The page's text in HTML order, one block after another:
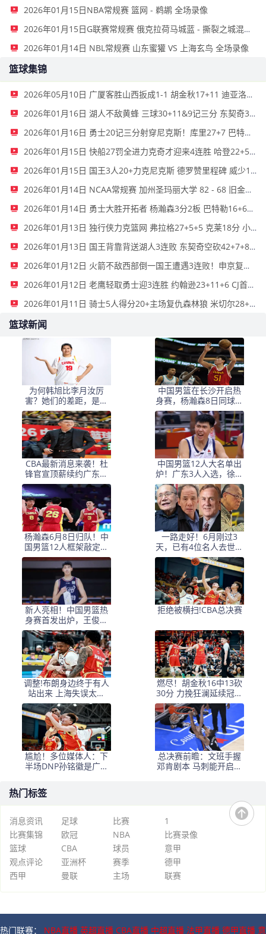
2026年01月15日NBA常规赛 篮网 - 鹈鹕 全场录像
2026年01月15日G联赛常规赛 俄克拉荷马城蓝 - 撕裂之城混音 全场录像
2026年01月14日 NBL常规赛 山东蜜獾 VS 上海玄鸟 全场录像
篮球集锦
2026年05月10日 广厦客胜山西扳成1-1 胡金秋17+11 迪亚洛关键上篮不中
2026年01月16日 湖人不敌黄蜂 三球30+11&9记三分 东契奇39分 詹姆斯29+9+6
2026年01月16日 勇士20记三分射穿尼克斯！库里27+7 巴特勒32+8 穆迪三分9中7
2026年01月15日 快船27罚全进力克奇才迎来4连胜 哈登22+5+8 伦纳德33分4断
2026年01月15日 国王3人20+力克尼克斯 德罗赞里程碑 威少11助 布伦森伤退
2026年01月14日 NCAA常规赛 加州圣玛丽大学 82 - 68 旧金山大学 全场集锦
2026年01月14日 勇士大胜开拓者 杨瀚森3分2板 巴特勒16+6+5 库里9中2送11助
2026年01月13日 独行侠力克篮网 弗拉格27+5+5 克莱18分 小波特28+9
2026年01月13日 国王背靠背送湖人3连败 东契奇空砍42+7+8+4断 威少22+5+7
2026年01月12日 火箭不敌西部倒一国王遭遇3连败！申京复出19+9 阿门31+13+6
2026年01月12日 老鹰轻取勇士迎3连胜 约翰逊23+11+6 CJ首秀12分 库里31+5
2026年01月11日 骑士5人得分20+主场复仇森林狼 米切尔28+8 爱德华兹25+5
篮球新闻
为何韩旭比李月汝厉
害？她们的差距，是张
子宇选秀顺位暴跌的原
因
中国男篮在长沙开启热
身赛，杨瀚森8日同球队
会合
CBA最新消息来袭！杜
锋官宣顶薪续约广东男
篮，杨鸣婉拒执教北控
中国男篮12人大名单出
炉！广东3人入选，徐昕
国家队首秀，胡明轩轮
休
杨瀚森6月8日归队！中
国男篮12人框架敲定，
锋线王牌竟是他？
一路走好！6月刚过3
天，已有4位名人去世，
姚明等人发文悼念
新人亮相！中国男篮热
身赛首发出炉，王俊杰
领衔+徐昕坐镇禁区
拒绝被横扫!CBA总决赛
调整!布朗身边终于有人
站出来 上海失误太多
+犯规困扰
燃尽！胡金秋16中13砍
30分 力挽狂澜延续冠军
悬念
尴尬！多位媒体人：下
半场DNP孙铭徽是广厦
总决赛前瞻：文班手握
邓肯剧本 马刺能开启新
热门标签
消息资讯 足球 比赛
1
比赛集锦
欧冠 NBA
比赛录像
篮球
CBA 球员
意甲
观点评论
亚洲杯 赛季
德甲
西甲
曼联 主场 联赛
热门联赛： NBA直播 英超直播 CBA直播 中超直播 法甲直播 德甲直播 意